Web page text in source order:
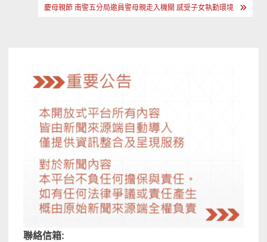
慶母親節 南警五分局邀員警母親走入機關 感受子女執勤環境
聯絡信箱: